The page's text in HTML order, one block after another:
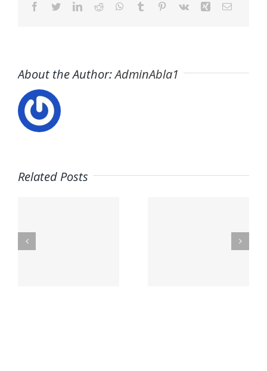
Facebook
TwitterLinkedIn
Reddit WhatsApp
Tumblr Pinterest
Vk Xing Email
About the Author:AdminAbla1
Related Posts
Usuario –